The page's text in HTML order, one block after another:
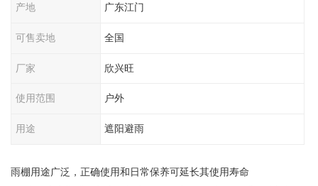
产地 广东江门
可售卖地 全国
厂家 欣兴旺
使用范围 户外
用途 遮阳避雨
雨棚用途广泛，正确使用和日常保养可延长其使用寿命